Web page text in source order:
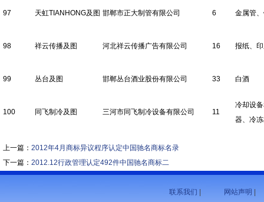
97 天虹TIANHONG及图 邯郸市正大制管有限公司 6 金属管
98 祥云传播及图 河北祥云传播广告有限公司 16 报纸、
99 丛台及图 邯郸丛台酒业股份有限公司 33 白酒
100 同飞制冷及图 三河市同飞制冷设备有限公司 11
冷却设
器、冷
上一篇： 2012年4月商标异议程序认定中国驰名商标名录
下一篇： 2012.12行政管理认定492件中国驰名商标二
联系我们 网站声明